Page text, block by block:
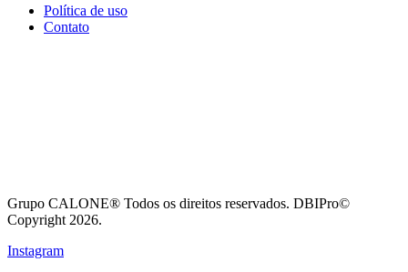
Política de uso
Contato
Grupo CALONE® Todos os direitos reservados. DBIPro©
Copyright 2026.
Instagram